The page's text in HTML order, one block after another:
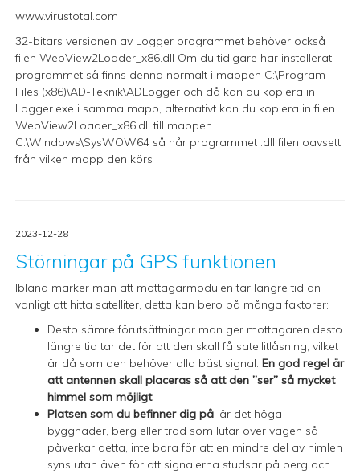
www.virustotal.com
32-bitars versionen av Logger programmet behöver också
filenWebView2Loader_x86.dll Om du tidigare har installerat
programmet så finns denna normalt i mappen C:\Program
Files (x86)\AD-Teknik\ADLogger och då kan du kopiera in
Logger.exe i samma mapp, alternativt kan du kopiera in filen
WebView2Loader_x86.dlltill mappen
C:\Windows\SysWOW64 så når programmet .dll filen oavsett
från vilken mapp den körs
2023-12-28
Störningar på GPS funktionen
Ibland märker man att mottagarmodulen tar längre tid än
vanligt att hitta satelliter, detta kan bero på många faktorer:
Desto sämre förutsättningar man ger mottagaren desto
längre tid tar det för att den skall få satellitlåsning, vilket
är då som den behöver alla bäst signal. En god regel är
att antennen skall placeras så att den ”ser” så mycket
himmel som möjligt.
Platsen som du befinner dig på, är det höga
byggnader, berg eller träd som lutar över vägen så
påverkar detta, inte bara för att en mindre del av himlen
syns utan även för att signalerna studsar på berg och